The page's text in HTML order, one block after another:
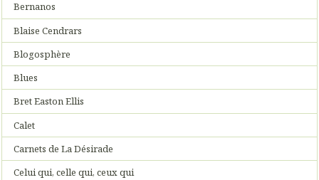
Bernanos
Blaise Cendrars
Blogosphère
Blues
Bret Easton Ellis
Calet
Carnets de La Désirade
Celui qui, celle qui, ceux qui